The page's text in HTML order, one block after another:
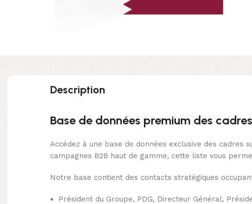
Description
Base de données premium des
Accédez à une base de données exclusive des cadres
campagnes B2B haut de gamme, cette liste vous
Notre base contient des contacts stratégiques
Président du Groupe, PDG, Directeur Général,